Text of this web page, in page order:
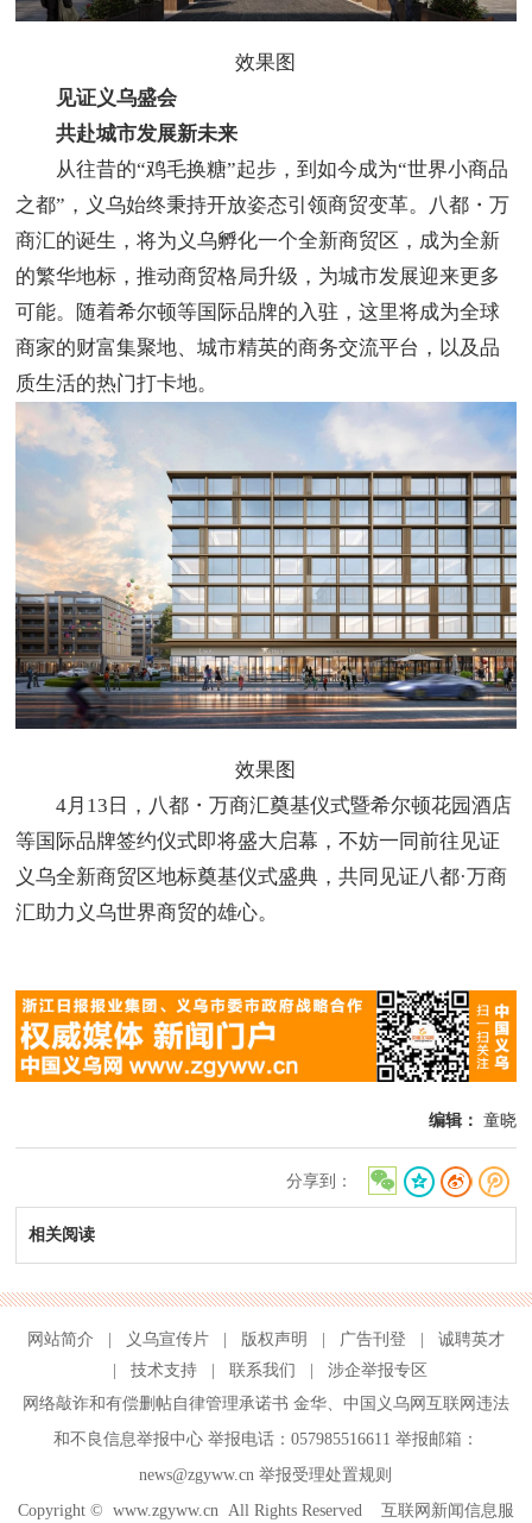
效果图
见证义乌盛会
共赴城市发展新未来​
从往昔的“鸡毛换糖”起步，到如今成为“世界小商品
之都”，义乌始终秉持开放姿态引领商贸变革。八都・万
商汇的诞生，将为义乌孵化一个全新商贸区，成为全新
的繁华地标，推动商贸格局升级，为城市发展迎来更多
可能。随着希尔顿等国际品牌的入驻，这里将成为全球
商家的财富集聚地、城市精英的商务交流平台，以及品
质生活的热门打卡地。
效果图
4月13日，八都・万商汇奠基仪式暨希尔顿花园酒店
等国际品牌签约仪式即将盛大启幕，不妨一同前往见证
义乌全新商贸区地标奠基仪式盛典，共同见证八都·万商
汇助力义乌世界商贸的雄心。
编辑： 童晓
分享到：
相关阅读
网站简介 | 义乌宣传片 | 版权声明 | 广告刊登 |
诚聘英才
|
技术支持 | 联系我们 |
涉企举报专区
网络敲诈和有偿删帖自律管理承诺书 金华、 中国义乌网互联网违法
和不良信息举报中心举报电话：057985516611 举报邮箱：
news@zgyww.cn举报受理处置规则
Copyright © www.zgyww.cn All Rights Reserved 互联网新闻信息服